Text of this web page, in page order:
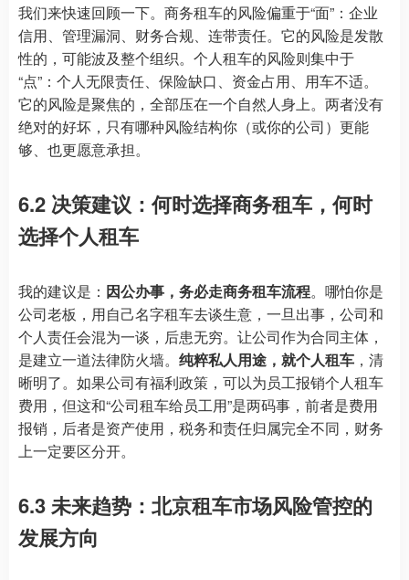
我们来快速回顾一下。商务租车的风险偏重于“面”：企业
信用、管理漏洞、财务合规、连带责任。它的风险是发散
性的，可能波及整个组织。个人租车的风险则集中于
“点”：个人无限责任、保险缺口、资金占用、用车不适。
它的风险是聚焦的，全部压在一个自然人身上。两者没有
绝对的好坏，只有哪种风险结构你（或你的公司）更能
够、也更愿意承担。
6.2 决策建议：何时选择商务租车，何时
选择个人租车
我的建议是： 因公办事，务必走商务租车流程。哪怕你是
公司老板，用自己名字租车去谈生意，一旦出事，公司和
个人责任会混为一谈，后患无穷。让公司作为合同主体，
是建立一道法律防火墙。 纯粹私人用途，就个人租车 ，清
晰明了。如果公司有福利政策，可以为员工报销个人租车
费用，但这和“公司租车给员工用”是两码事，前者是费用
报销，后者是资产使用，税务和责任归属完全不同，财务
上一定要区分开。
6.3 未来趋势：北京租车市场风险管控的
发展方向